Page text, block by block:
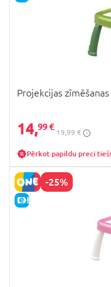
Projekcijas
14,99 €
19,99 €
Pērkot papildu preci
-25%
E-CENA